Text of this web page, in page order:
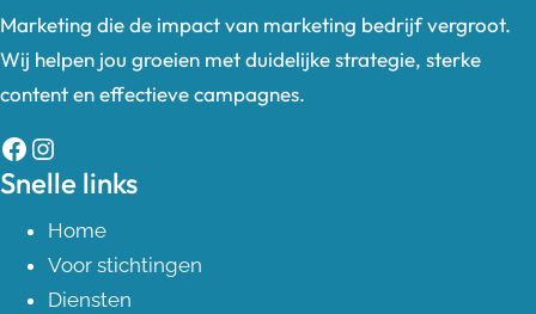
Marketing die de impact van marketing bedrijf vergroot.
Wij helpen jou groeien met duidelijke strategie, sterke
content en effectieve campagnes.
Facebook Instagram
Snelle links
Home
Voor stichtingen
Diensten